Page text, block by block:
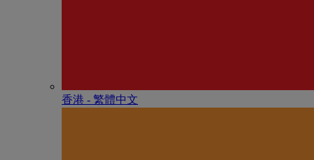
香港 - 繁體中文